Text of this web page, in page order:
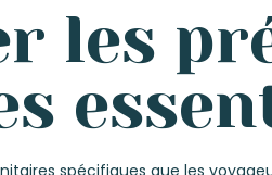
les
spécifiques que les